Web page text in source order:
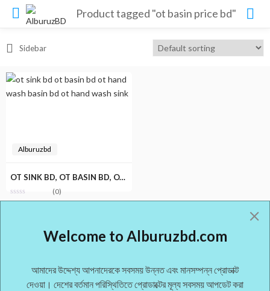
Product tagged "ot basin price bd"
Sidebar
Alburuzbd
OT SINK BD, OT BASIN BD, OT HAND WASH SINK, OT HAND WASH BASIN
(0)
Welcome to Alburuzbd.com
আমাদের উদ্দেশ্য আপনাদেরকে সবসময় উন্নত এবং মানসম্পন্ন প্রোডাক্ট
দেওয়া। দেশের বর্তমান পরিস্থিতিতে প্রোডাক্টের মূল্য সবসময় আপডেট করা